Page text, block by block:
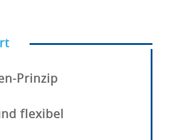
Prinzip
flexibel